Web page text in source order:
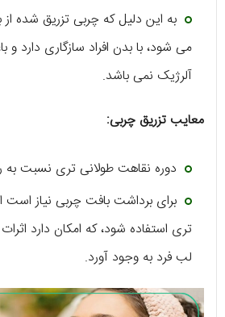
به این دلیل که چربی تزریق شده
می شود، با بدن افراد سازگاری دارد
آلرژیک نمی باشد.
معایب تزریق چربی:
دوره نقاهت طولانی تری نسبت به
برای برداشت بافت چربی نیاز
تری استفاده شود، که امکان دارد اثرات
لب فرد به وجود آورد.